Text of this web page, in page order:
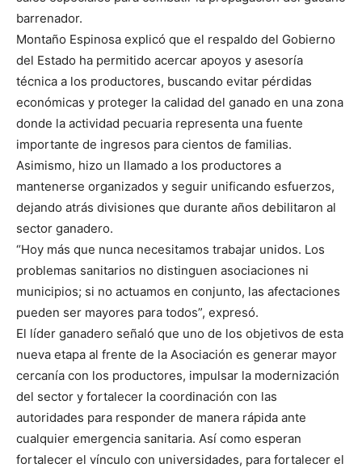
barrenador.
Montaño Espinosa explicó que el respaldo del Gobierno
del Estado ha permitido acercar apoyos y asesoría
técnica a los productores, buscando evitar pérdidas
económicas y proteger la calidad del ganado en una zona
donde la actividad pecuaria representa una fuente
importante de ingresos para cientos de familias.
Asimismo, hizo un llamado a los productores a
mantenerse organizados y seguir unificando esfuerzos,
dejando atrás divisiones que durante años debilitaron al
sector ganadero.
“Hoy más que nunca necesitamos trabajar unidos. Los
problemas sanitarios no distinguen asociaciones ni
municipios; si no actuamos en conjunto, las afectaciones
pueden ser mayores para todos”, expresó.
El líder ganadero señaló que uno de los objetivos de esta
nueva etapa al frente de la Asociación es generar mayor
cercanía con los productores, impulsar la modernización
del sector y fortalecer la coordinación con las
autoridades para responder de manera rápida ante
cualquier emergencia sanitaria. Así como esperan
fortalecer el vínculo con universidades, para fortalecer el